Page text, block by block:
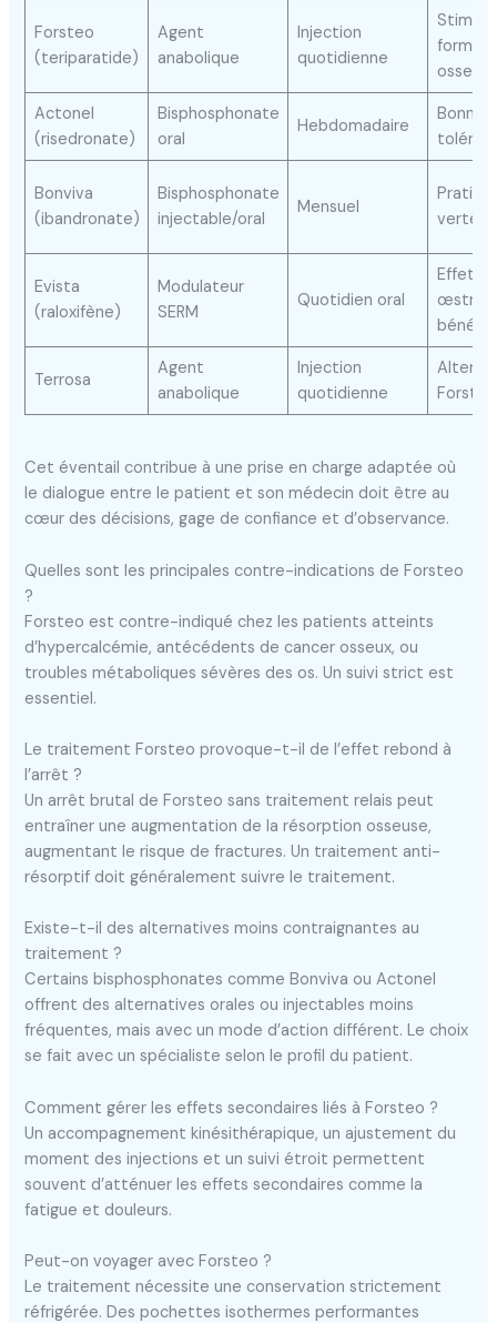
Forsteo
(teriparatide)
Agent
anabolique
Injection
quotidienne
Stimule
Actonel
(risedronate)
Bisphosphonate
oral
Hebdomadaire
Bonne
Bonviva
(ibandronate)
Bisphosphonate
injectable/oral
Mensuel
Evista
(raloxifène)
Modulateur
SERM
Quotidien oral
Effet
Terrosa
Agent
anabolique
Injection
quotidienne
Forsteo
Cet éventail contribue à une prise en charge adaptée où
le dialogue entre le patient et son médecin doit être au
cœur des décisions, gage de confiance et d’observance.
Quelles sont les principales contre-indications de Forsteo
?
Forsteo est contre-indiqué chez les patients atteints
d’hypercalcémie, antécédents de cancer osseux, ou
troubles métaboliques sévères des os. Un suivi strict est
essentiel.
Le traitement Forsteo provoque-t-il de l’effet rebond à
l’arrêt ?
Un arrêt brutal de Forsteo sans traitement relais peut
entraîner une augmentation de la résorption osseuse,
augmentant le risque de fractures. Un traitement anti-
résorptif doit généralement suivre le traitement.
Existe-t-il des alternatives moins contraignantes au
traitement ?
Certains bisphosphonates comme Bonviva ou Actonel
offrent des alternatives orales ou injectables moins
fréquentes, mais avec un mode d’action différent. Le choix
se fait avec un spécialiste selon le profil du patient.
Comment gérer les effets secondaires liés à Forsteo ?
Un accompagnement kinésithérapique, un ajustement du
moment des injections et un suivi étroit permettent
souvent d’atténuer les effets secondaires comme la
fatigue et douleurs.
Peut-on voyager avec Forsteo ?
Le traitement nécessite une conservation strictement
réfrigérée. Des pochettes isothermes performantes